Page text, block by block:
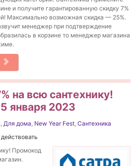
и получите гарантированную скидку 7%
Максимально возможная скидка — 25%.
менеджер при подтверждение
в корзине то менеджер магазина
на всю сантехнику!
января 2023
, Для дома, New Year Fest, Сантехника
Промокод